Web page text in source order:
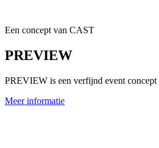
Een concept van CAST
PREVIEW
PREVIEW is een verfijnd event
Meer informatie